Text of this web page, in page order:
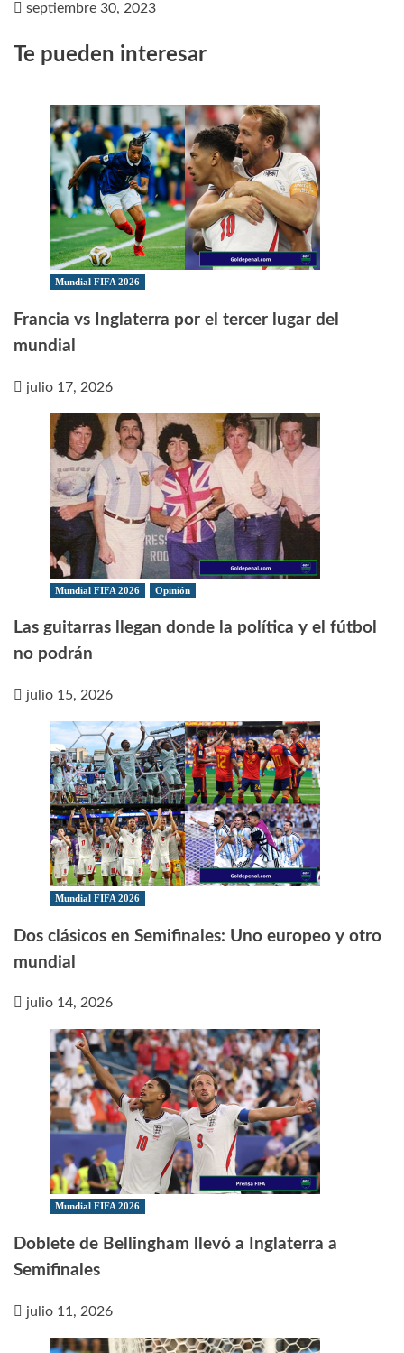
septiembre 30, 2023
Te pueden interesar
Mundial FIFA 2026
Francia vs Inglaterra por el tercer lugar del
mundial
julio 17, 2026
Mundial FIFA 2026 Opinión
Las guitarras llegan donde la política y el fútbol
no podrán
julio 15, 2026
Mundial FIFA 2026
Dos clásicos en Semifinales: Uno europeo y otro
mundial
julio 14, 2026
Mundial FIFA 2026
Doblete de Bellingham llevó a Inglaterra a
Semifinales
julio 11, 2026